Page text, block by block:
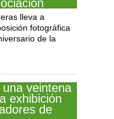
lleva a
fotográfica
de la